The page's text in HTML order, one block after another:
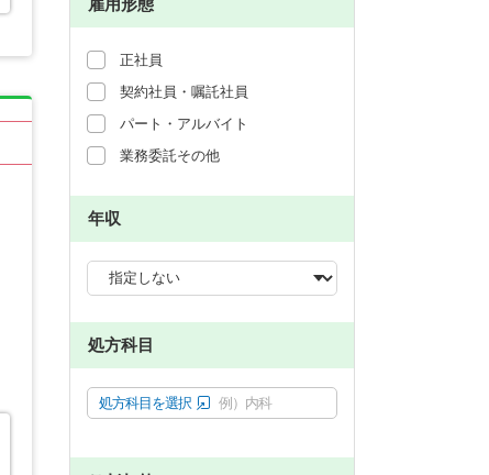
雇用形態
正社員
契約社員・嘱託社員
パート・アルバイト
業務委託その他
年収
処方科目
処方科目を選択 例）内科